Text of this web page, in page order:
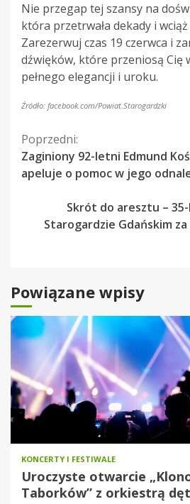
Nie przegap tej szansy na
która przetrwała dekady i
Zarezerwuj czas 19 czerwca i
dźwięków, które przeniosą Cię
pełnego elegancji i uroku.
Źródło: facebook.com/Powiat.Starogardzki
Kontynuuj
czytanie
Poprzedni:
Zaginiony 92-letni Edmund
apeluje o pomoc w jego
Skrót do aresztu –
Starogardzie Gdańskim
Powiązane wpisy
KONCERTY I FESTIWALE
Uroczyste otwarcie
Taborków” z orkiestrą